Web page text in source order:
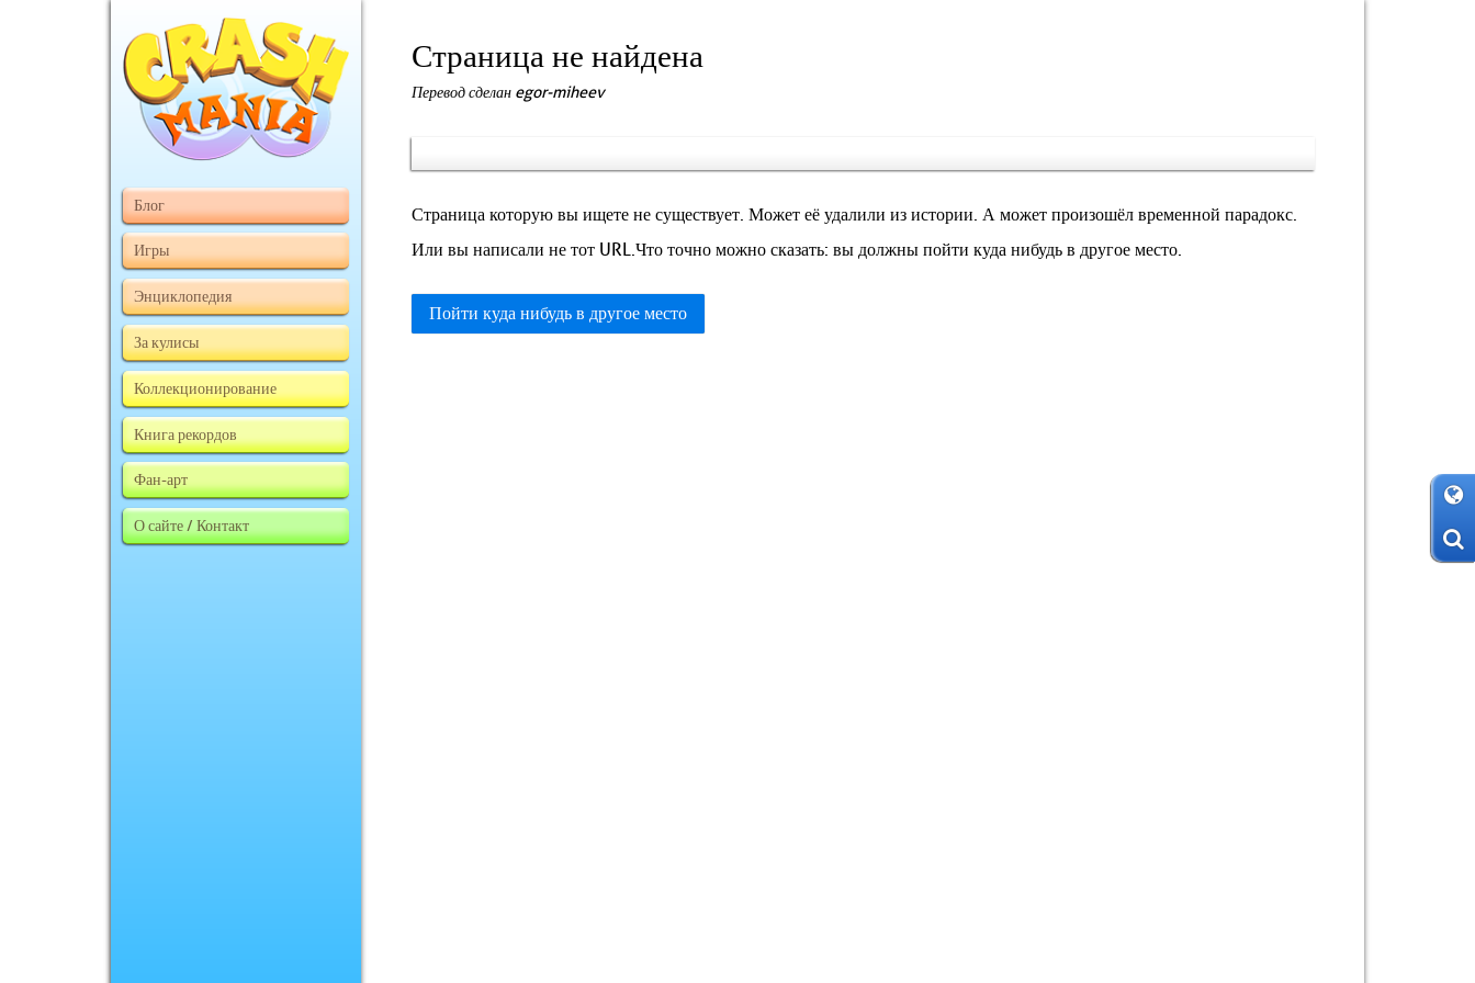
Блог
Игры
Энциклопедия
За кулисы
Коллекционирование
Книга рекордов
Фан-арт
О сайте / Контакт
Страница не найдена
Перевод сделан egor-miheev
Страница которую вы ищете не существует. Может её удалили из истории. А может произошёл временной парадокс.
Или вы написали не тот URL.Что точно можно сказать: вы должны пойти куда нибудь в другое место.
Пойти куда нибудь в другое место